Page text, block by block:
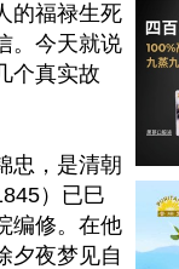
的福禄生死
。今天就说
个真实故
忠，是清朝
）已巳
编修。在他
夕夜梦见自